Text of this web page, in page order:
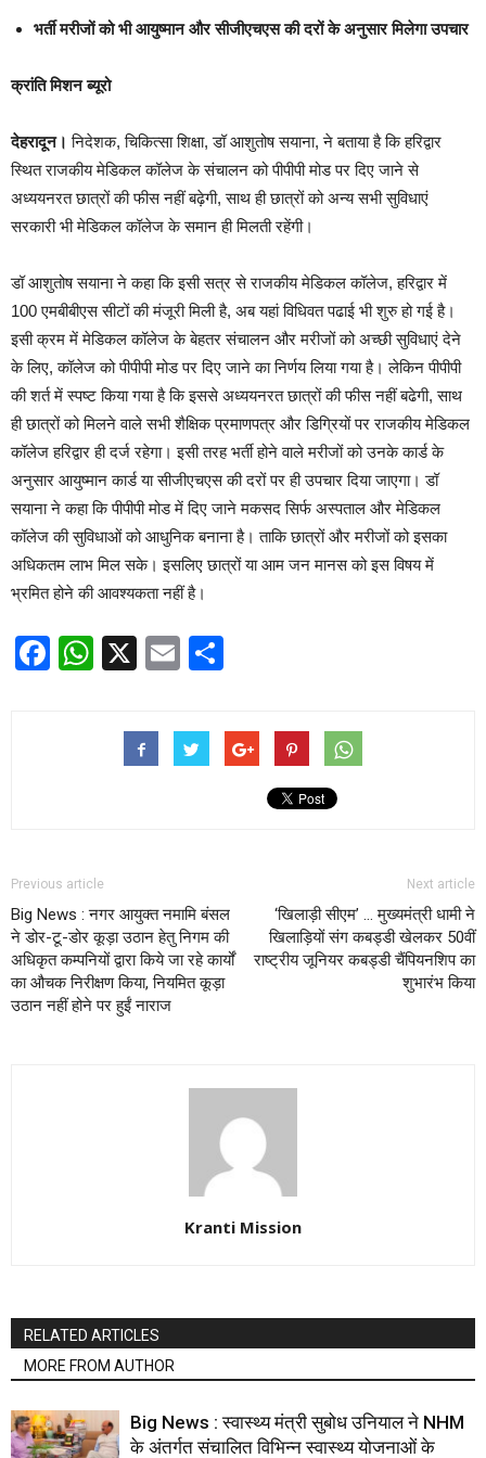
भर्ती मरीजों को भी आयुष्मान और सीजीएचएस की दरों के अनुसार मिलेगा उपचार
क्रांति मिशन ब्यूरो
देहरादून। निदेशक, चिकित्सा शिक्षा, डॉ आशुतोष सयाना, ने बताया है कि हरिद्वार
स्थित राजकीय मेडिकल कॉलेज के संचालन को पीपीपी मोड पर दिए जाने से
अध्ययनरत छात्रों की फीस नहीं बढ़ेगी, साथ ही छात्रों को अन्य सभी सुविधाएं
सरकारी भी मेडिकल कॉलेज के समान ही मिलती रहेंगी।
डॉ आशुतोष सयाना ने कहा कि इसी सत्र से राजकीय मेडिकल कॉलेज, हरिद्वार में
100 एमबीबीएस सीटों की मंजूरी मिली है, अब यहां विधिवत पढाई भी शुरु हो गई है।
इसी क्रम में मेडिकल कॉलेज के बेहतर संचालन और मरीजों को अच्छी सुविधाएं देने
के लिए, कॉलेज को पीपीपी मोड पर दिए जाने का निर्णय लिया गया है। लेकिन पीपीपी
की शर्त में स्पष्ट किया गया है कि इससे अध्ययनरत छात्रों की फीस नहीं बढेगी, साथ
ही छात्रों को मिलने वाले सभी शैक्षिक प्रमाणपत्र और डिग्रियों पर राजकीय मेडिकल
कॉलेज हरिद्वार ही दर्ज रहेगा। इसी तरह भर्ती होने वाले मरीजों को उनके कार्ड के
अनुसार आयुष्मान कार्ड या सीजीएचएस की दरों पर ही उपचार दिया जाएगा। डॉ
सयाना ने कहा कि पीपीपी मोड में दिए जाने मकसद सिर्फ अस्पताल और मेडिकल
कॉलेज की सुविधाओं को आधुनिक बनाना है। ताकि छात्रों और मरीजों को इसका
अधिकतम लाभ मिल सके। इसलिए छात्रों या आम जन मानस को इस विषय में
भ्रमित होने की आवश्यकता नहीं है।
Facebook
WhatsApp
X Email
Previous article
Big News : नगर आयुक्त नमामि बंसल
ने डोर-टू-डोर कूड़ा उठान हेतु निगम की
अधिकृत कम्पनियों द्वारा किये जा रहे कार्यों
का औचक निरीक्षण किया, नियमित कूड़ा
उठान नहीं होने पर हुईं नाराज
Next article
‘खिलाड़ी सीएम’ … मुख्यमंत्री धामी ने
खिलाड़ियों संग कबड्डी खेलकर 50वीं
राष्ट्रीय जूनियर कबड्डी चैंपियनशिप का
शुभारंभ किया
Kranti Mission
RELATED ARTICLES
MORE FROM AUTHOR
Big News : स्वास्थ्य मंत्री सुबोध उनियाल ने NHM
के अंतर्गत संचालित विभिन्न स्वास्थ्य योजनाओं के